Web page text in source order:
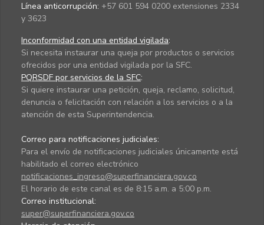
Línea anticorrupción: +57 601 594 0200 extensiones 2334
y 3623
Inconformidad con una entidad vigilada:
Si necesita instaurar una queja por productos o servicios
ofrecidos por una entidad vigilada por la SFC.
PQRSDF por servicios de la SFC:
Si quiere instaurar una petición, queja, reclamo, solicitud,
denuncia o felicitación con relación a los servicios o a la
atención de esta Superintendencia.
Correo para notificaciones judiciales:
Para el envío de notificaciones judiciales únicamente está
habilitado el correo electrónico
notificaciones_ingreso@superfinanciera.gov.co
El horario de este canal es de 8:15 a.m. a 5:00 p.m.
Correo institucional:
super@superfinanciera.gov.co